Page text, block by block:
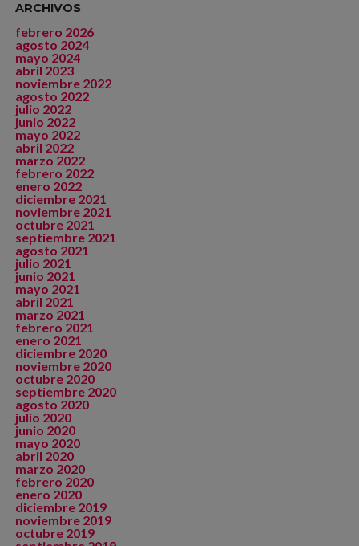
ARCHIVOS
febrero 2026
agosto 2024
mayo 2024
abril 2023
noviembre 2022
agosto 2022
julio 2022
junio 2022
mayo 2022
abril 2022
marzo 2022
febrero 2022
enero 2022
diciembre 2021
noviembre 2021
octubre 2021
septiembre 2021
agosto 2021
julio 2021
junio 2021
mayo 2021
abril 2021
marzo 2021
febrero 2021
enero 2021
diciembre 2020
noviembre 2020
octubre 2020
septiembre 2020
agosto 2020
julio 2020
junio 2020
mayo 2020
abril 2020
marzo 2020
febrero 2020
enero 2020
diciembre 2019
noviembre 2019
octubre 2019